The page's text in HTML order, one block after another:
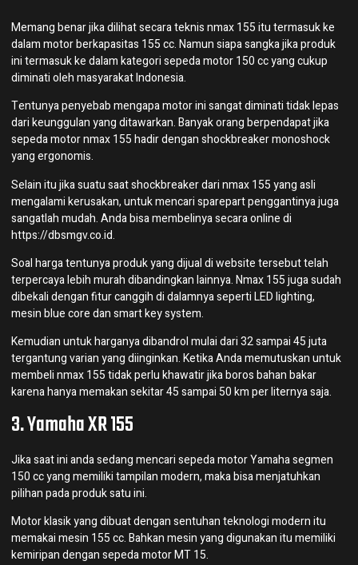
Memang benar jika dilihat secara teknis nmax 155 itu termasuk ke
dalam motor berkapasitas 155 cc. Namun siapa sangka jika produk
ini termasuk ke dalam kategori sepeda motor 150 cc yang cukup
diminati oleh masyarakat Indonesia.
Tentunya penyebab mengapa motor ini sangat diminati tidak lepas
dari keunggulan yang ditawarkan. Banyak orang berpendapat jika
sepeda motor nmax 155 hadir dengan shockbreaker monoshock
yang ergonomis.
Selain itu jika suatu saat shockbreaker dari nmax 155 yang asli
mengalami kerusakan, untuk mencari sparepart penggantinya juga
sangatlah mudah. Anda bisa membelinya secara online di
https://dbsmgv.co.id.
Soal harga tentunya produk yang dijual di website tersebut telah
terpercaya lebih murah dibandingkan lainnya. Nmax 155 juga sudah
dibekali dengan fitur canggih di dalamnya seperti LED lighting,
mesin blue core dan smart key system.
Kemudian untuk harganya dibandrol mulai dari 32 sampai 45 juta
tergantung varian yang diinginkan. Ketika Anda memutuskan untuk
membeli nmax 155 tidak perlu khawatir jika boros bahan bakar
karena hanya memakan sekitar 45 sampai 50 km per liternya saja.
3. Yamaha XR 155
Jika saat ini anda sedang mencari sepeda motor Yamaha segmen
150 cc yang memiliki tampilan modern, maka bisa menjatuhkan
pilihan pada produk satu ini.
Motor klasik yang dibuat dengan sentuhan teknologi modern itu
memakai mesin 155 cc. Bahkan mesin yang digunakan itu memiliki
kemiripan dengan sepeda motor MT 15.